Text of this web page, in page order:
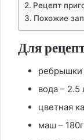
Рецепт
Похожие
Для
ребрышки
вода – 2.5
цветная
маш –